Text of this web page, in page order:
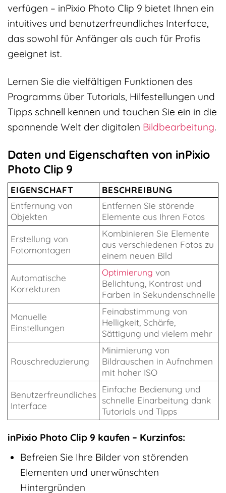
verfügen – inPixio Photo Clip 9 bietet Ihnen ein
intuitives und benutzerfreundliches Interface,
das sowohl für Anfänger als auch für Profis
geeignet ist.
Lernen Sie die vielfältigen Funktionen des
Programms über Tutorials, Hilfestellungen und
Tipps schnell kennen und tauchen Sie ein in die
spannende Welt der digitalen Bildbearbeitung.
Daten und Eigenschaften von inPixio
Photo Clip 9
EIGENSCHAFT
BESCHREIBUNG
Entfernung von
Objekten
Entfernen Sie störende
Elemente aus Ihren Fotos
Erstellung von
Fotomontagen
Kombinieren Sie Elemente
aus verschiedenen Fotos zu
einem neuen Bild
Automatische
Korrekturen
Optimierung von
Belichtung, Kontrast und
Farben in Sekundenschnelle
Manuelle
Einstellungen
Feinabstimmung von
Helligkeit, Schärfe,
Sättigung und vielem mehr
Rauschreduzierung
Minimierung von
Bildrauschen in Aufnahmen
mit hoher ISO
Benutzerfreundliches
Interface
Einfache Bedienung und
schnelle Einarbeitung dank
Tutorials und Tipps
inPixio Photo Clip 9 kaufen – Kurzinfos:
Befreien Sie Ihre Bilder von störenden
Elementen und unerwünschten
Hintergründen